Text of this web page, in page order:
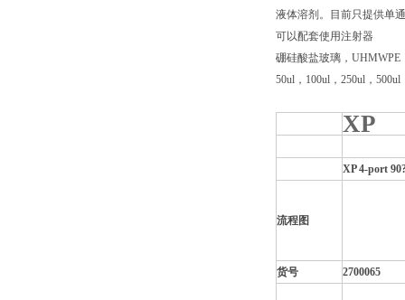
液体溶剂。目前只提供单
可以配套使用注射器
硼硅酸盐玻璃，UHMWPE
50ul，100ul，250ul，
XP
XP 4-port
流程图
货号 2700065